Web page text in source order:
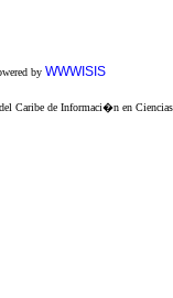
by WWWISIS
Caribe de Informaci�n en